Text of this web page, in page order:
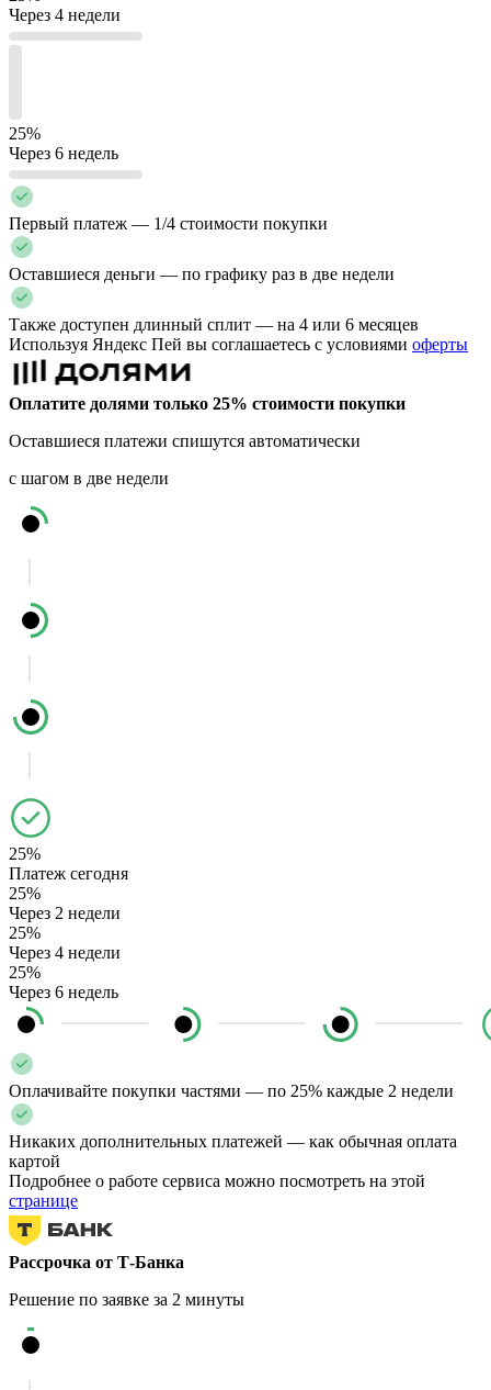
Через 4 недели
25%
Через 6 недель
Первый платеж — 1/4 стоимости покупки
Оставшиеся деньги — по графику раз в две недели
Также доступен длинный сплит — на 4 или 6 месяцев
Используя Яндекс Пей вы соглашаетесь с условиями оферты
Оплатите долями только 25% стоимости покупки
Оставшиеся платежи спишутся автоматически
с шагом в две недели
25%
Платеж сегодня
25%
Через 2 недели
25%
Через 4 недели
25%
Через 6 недель
Оплачивайте покупки частями — по 25% каждые 2 недели
Никаких дополнительных платежей — как обычная оплата
картой
Подробнее о работе сервиса можно посмотреть на этой
странице
Рассрочка от Т-Банка
Решение по заявке за 2 минуты